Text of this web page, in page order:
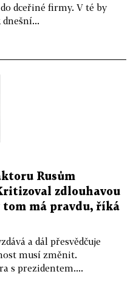
dceřiné firmy. V té by
Rusům
zdlouhavou
má pravdu, říká
a dál přesvědčuje
musí změnit.
s prezidentem....